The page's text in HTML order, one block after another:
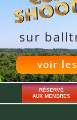
RÉSERVÉ
AUX MEMBRES